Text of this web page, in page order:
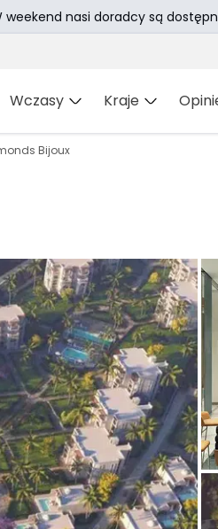
Wczasy Kraje
Bijoux
weekend nasi doradcy są